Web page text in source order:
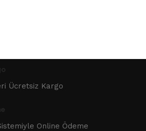
Ücretsiz Kargo
Online Ödeme